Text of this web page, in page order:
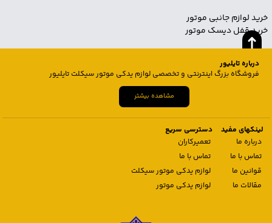
خرید لوازم جانبی موتور
خرید قفل دیسک موتور
درباره تایلیور
فروشگاه بزرگ اینترنتی و تخصصی لوازم یدکی موتور سیکلت تایلیور
مشاهده بیشتر
لینکهای مفید
درباره ما
تماس با ما
قوانین ما
مقالات ما
دسترسی سریع
تعمیرکاران
تماس با ما
لوازم یدکی موتور سیکلت
لوازم یدکی موتور